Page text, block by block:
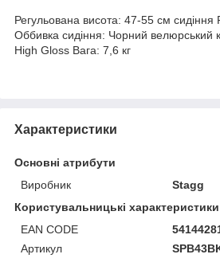
Регульована висота: 47-55 см сидіння
Оббивка сидіння: Чорний велюрський
High Gloss Вага: 7,6 кг
Характеристики
Основні атрибути
Виробник
Stagg
Користувальницькі характеристики
EAN CODE
Артикул